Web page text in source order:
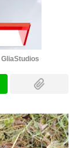
GliaStudios